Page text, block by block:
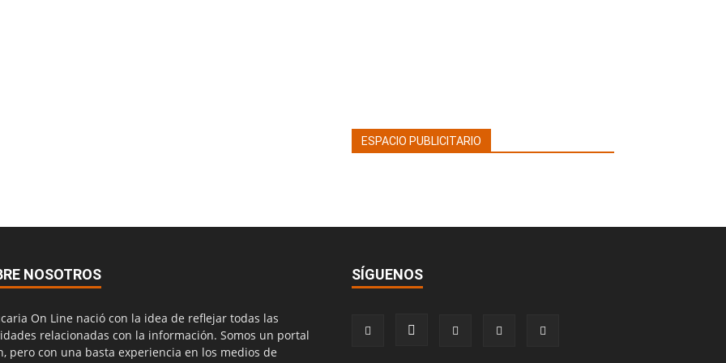
ESPACIO PUBLICITARIO
NOSOTROS
On Line nació con la idea de reflejar todas las
relacionadas con la información. Somos un portal
pero con una basta experiencia en los medios de
SÍGUENOS